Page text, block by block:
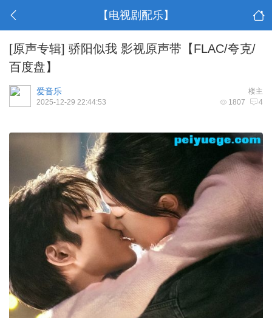
【电视剧配乐】
[原声专辑] 骄阳似我 影视原声带【FLAC/夸克/
百度盘】
楼主
爱音乐
1807 4
2025-12-29 22:44:53